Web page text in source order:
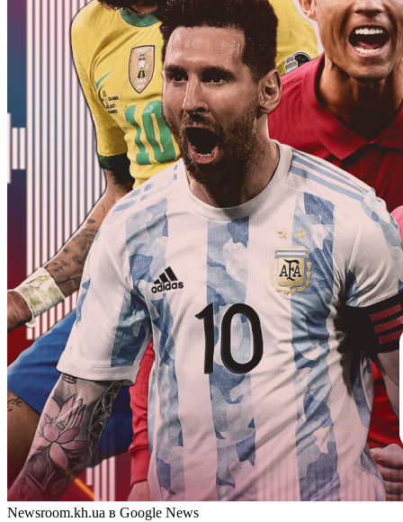
Newsroom.kh.ua в Google News